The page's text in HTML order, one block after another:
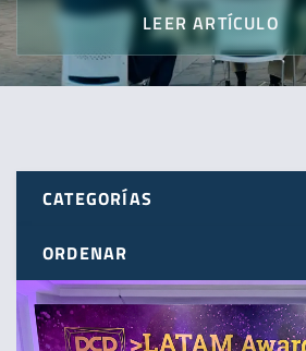
LEER ARTÍCULO
CATEGORÍAS
Todos
Expansión
ORDENAR
Más reciente